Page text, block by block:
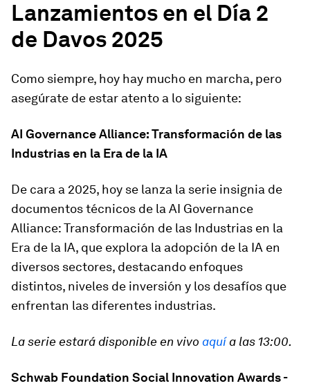
Lanzamientos en el Día 2
de Davos 2025
Como siempre, hoy hay mucho en marcha, pero
asegúrate de estar atento a lo siguiente:
AI Governance Alliance: Transformación de las
Industrias en la Era de la IA
De cara a 2025, hoy se lanza la serie insignia de
documentos técnicos de la AI Governance
Alliance: Transformación de las Industrias en la
Era de la IA, que explora la adopción de la IA en
diversos sectores, destacando enfoques
distintos, niveles de inversión y los desafíos que
enfrentan las diferentes industrias.
La serie estará disponible en vivo aquía las 13:00.
Schwab Foundation Social Innovation Awards -